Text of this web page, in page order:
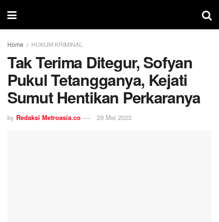
Home HUKUM KRIMINAL
Tak Terima Ditegur, Sofyan
Pukul Tetangganya, Kejati
Sumut Hentikan Perkaranya
by Redaksi Metroasia.co 29 Mei 2023